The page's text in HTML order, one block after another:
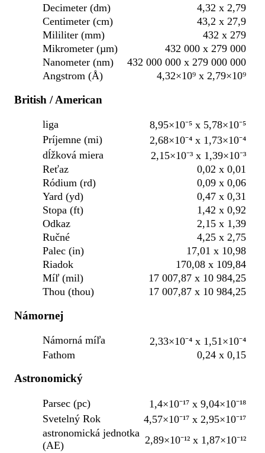
Decimeter (dm)
4,32 x 2,79
Centimeter (cm)
43,2 x 27,9
Mililiter (mm)
432 x 279
Mikrometer (µm)
432 000 x 279 000
Nanometer (nm)
432 000 000 x 279 000 000
Angstrom (Å)
4,32×10⁹ x 2,79×10⁹
British / American
liga
8,95×10⁻⁵ x 5,78×10⁻⁵
Príjemne (mi)
2,68×10⁻⁴ x 1,73×10⁻⁴
dĺžková miera
2,15×10⁻³ x 1,39×10⁻³
Reťaz
0,02 x 0,01
Ródium (rd)
0,09 x 0,06
Yard (yd)
0,47 x 0,31
Stopa (ft)
1,42 x 0,92
Odkaz
2,15 x 1,39
Ručné
4,25 x 2,75
Palec (in)
17,01 x 10,98
Riadok
170,08 x 109,84
Míľ (mil)
17 007,87 x 10 984,25
Thou (thou)
17 007,87 x 10 984,25
Námornej
Námorná míľa
2,33×10⁻⁴ x 1,51×10⁻⁴
Fathom
0,24 x 0,15
Astronomický
Parsec (pc)
1,4×10⁻¹⁷ x 9,04×10⁻¹⁸
Svetelný Rok
4,57×10⁻¹⁷ x 2,95×10⁻¹⁷
astronomická jednotka
(AE)
2,89×10⁻¹² x 1,87×10⁻¹²